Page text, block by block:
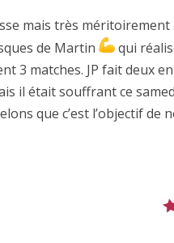
mais très
de Martin
qui
3 matches. JP fait deux
il était souffrant ce
que c’est l’objectif